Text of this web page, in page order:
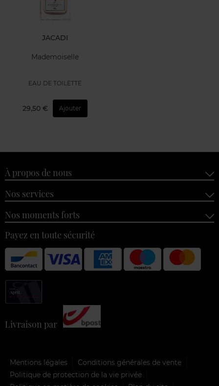
JACADI
Mademoiselle
EAU DE TOILETTE
29,50 € Ajouter
À propos de nous
Nos services
Nos moments forts
Payez en toute sécurité
Livraison par
Mentions légales
Conditions générales de vente
Politique de protection de la vie privée